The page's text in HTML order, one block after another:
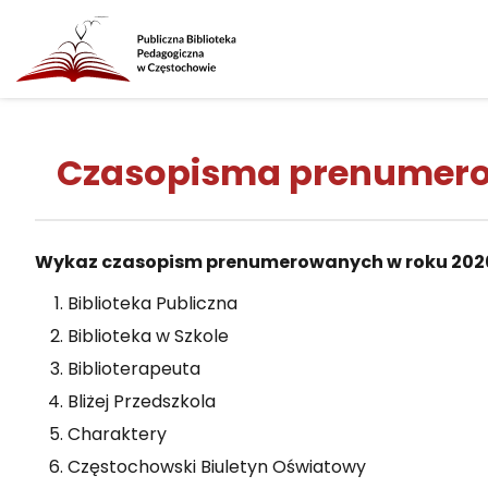
Czasopisma
Wykaz czasopism prenumerowanych w roku
Biblioteka Publiczna
Biblioteka w Szkole
Biblioterapeuta
Bliżej Przedszkola
Charaktery
Częstochowski Biuletyn Oświatowy